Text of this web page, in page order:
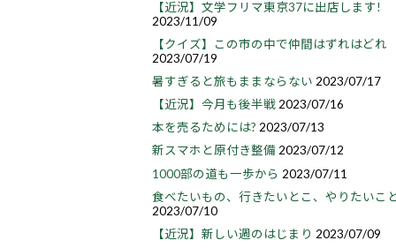
【近況】文学フリマ東京37に出店します!
2023/11/09
【クイズ】この市の中で仲間はずれはどれ
2023/07/19
暑すぎると旅もままならない 2023/07/17
【近況】今月も後半戦 2023/07/16
本を売るためには? 2023/07/13
新スマホと原付き整備2023/07/12
1000部の道も一歩から 2023/07/11
食べたいもの、行きたいとこ、やりたいこ
2023/07/10
【近況】新しい週のはじまり 2023/07/09